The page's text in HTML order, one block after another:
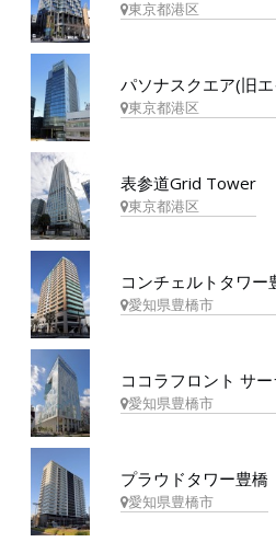
東京都港区
パソナスクエア(旧
東京都港区
表参道Grid Tower
東京都港区
コンチェルトタワー
愛知県豊橋市
ココラフロント サ
愛知県豊橋市
プラウドタワー豊橋
愛知県豊橋市